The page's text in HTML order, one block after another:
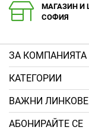
МАГАЗИН И
СОФИЯ
ЗA КОМПАНИЯТА
КАТЕГОРИИ
ВАЖНИ ЛИНКОВЕ
АБОНИРАЙТЕ СЕ